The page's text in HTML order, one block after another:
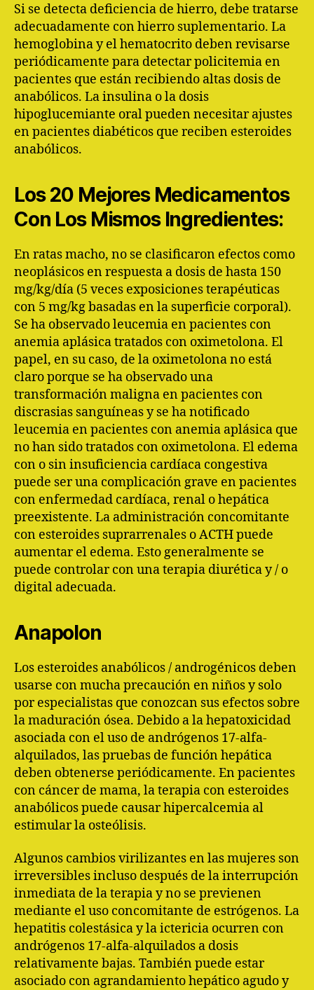
Si se detecta deficiencia de hierro, debe tratarse
adecuadamente con hierro suplementario. La
hemoglobina y el hematocrito deben revisarse
periódicamente para detectar policitemia en
pacientes que están recibiendo altas dosis de
anabólicos. La insulina o la dosis
hipoglucemiante oral pueden necesitar ajustes
en pacientes diabéticos que reciben esteroides
anabólicos.
Los 20 Mejores Medicamentos
Con Los Mismos Ingredientes:
En ratas macho, no se clasificaron efectos como
neoplásicos en respuesta a dosis de hasta 150
mg/kg/día (5 veces exposiciones terapéuticas
con 5 mg/kg basadas en la superficie corporal).
Se ha observado leucemia en pacientes con
anemia aplásica tratados con oximetolona. El
papel, en su caso, de la oximetolona no está
claro porque se ha observado una
transformación maligna en pacientes con
discrasias sanguíneas y se ha notificado
leucemia en pacientes con anemia aplásica que
no han sido tratados con oximetolona. El edema
con o sin insuficiencia cardíaca congestiva
puede ser una complicación grave en pacientes
con enfermedad cardíaca, renal o hepática
preexistente. La administración concomitante
con esteroides suprarrenales o ACTH puede
aumentar el edema. Esto generalmente se
puede controlar con una terapia diurética y / o
digital adecuada.
Anapolon
Los esteroides anabólicos / androgénicos deben
usarse con mucha precaución en niños y solo
por especialistas que conozcan sus efectos sobre
la maduración ósea. Debido a la hepatoxicidad
asociada con el uso de andrógenos 17-alfa-
alquilados, las pruebas de función hepática
deben obtenerse periódicamente. En pacientes
con cáncer de mama, la terapia con esteroides
anabólicos puede causar hipercalcemia al
estimular la osteólisis.
Algunos cambios virilizantes en las mujeres son
irreversibles incluso después de la interrupción
inmediata de la terapia y no se previenen
mediante el uso concomitante de estrógenos. La
hepatitis colestásica y la ictericia ocurren con
andrógenos 17-alfa-alquilados a dosis
relativamente bajas. También puede estar
asociado con agrandamiento hepático agudo y